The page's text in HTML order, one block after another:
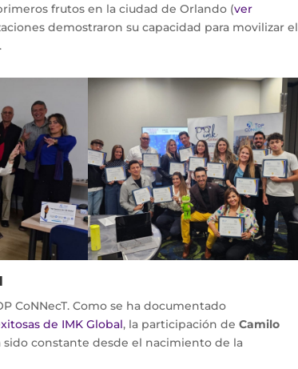
frutos en la ciudad de Orlando (ver
demostraron su capacidad para movilizar el
CoNNecT. Como se ha documentado
de IMK Global, la participación deCamilo
sido constante desde el nacimiento de la